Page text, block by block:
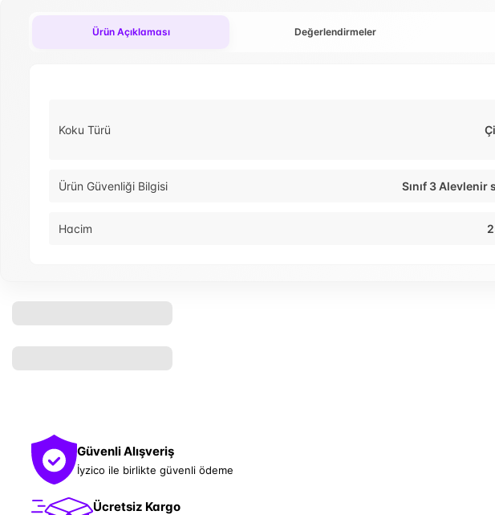
Ürün Açıklaması Değerlendirmeler
Koku Türü
Ürün Güvenliği Bilgisi Sınıf 3 Alevlenir
Hacim
Güvenli Alışveriş
İyzico ile birlikte güvenli ödeme
Ücretsiz Kargo